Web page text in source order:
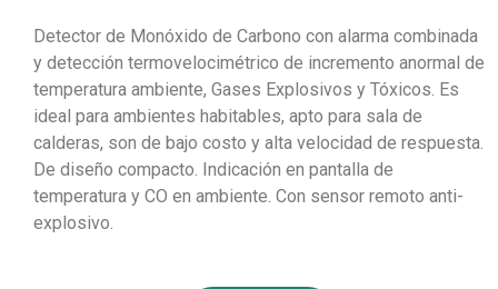
Detector de Monóxido de Carbono con alarma combinada
y detección termovelocimétrico de incremento anormal de
temperatura ambiente, Gases Explosivos y Tóxicos. Es
ideal para ambientes habitables, apto para sala de
calderas, son de bajo costo y alta velocidad de respuesta.
De diseño compacto. Indicación en pantalla de
temperatura y CO en ambiente. Con sensor remoto anti-
explosivo.